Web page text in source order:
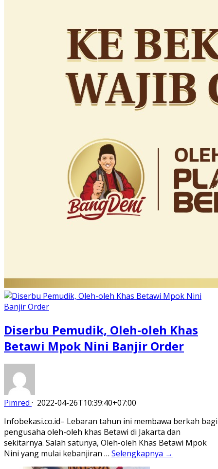
Diserbu Pemudik, Oleh-oleh Khas
Betawi Mpok Nini Banjir Order
Pimred · 2022-04-26T10:39:40+07:00
Infobekasi.co.id– Lebaran tahun ini membawa berkah bagi
pengusaha oleh-oleh khas Betawi di Jakarta dan
sekitarnya. Salah satunya, Oleh-oleh Khas Betawi Mpok
Nini yang mulai kebanjiran … Selengkapnya →